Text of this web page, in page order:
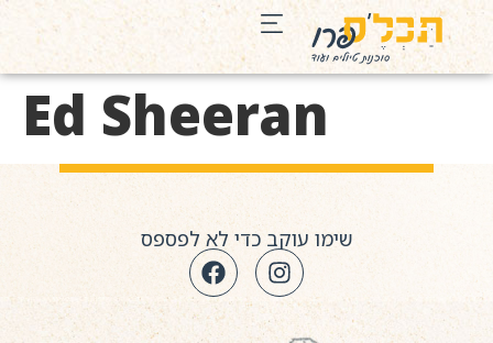
Ed Sheeran
שימו עוקב כדי לא לפספס